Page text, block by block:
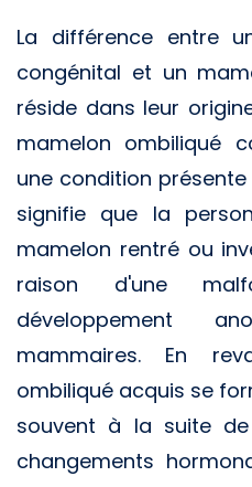
La différence entre
congénital et un
réside dans leur
mamelon ombiliqué
une condition
signifie que la
mamelon rentré ou
raison d'une
développement
mammaires. En
ombiliqué acquis se
souvent à la suite
changements